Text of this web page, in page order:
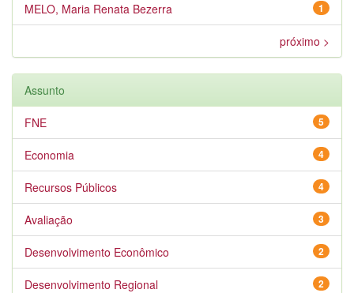
1
MELO, Maria Renata Bezerra
próximo >
Assunto
5
FNE
4
Economia
4
Recursos Públicos
3
Avaliação
2
Desenvolvimento Econômico
2
Desenvolvimento Regional